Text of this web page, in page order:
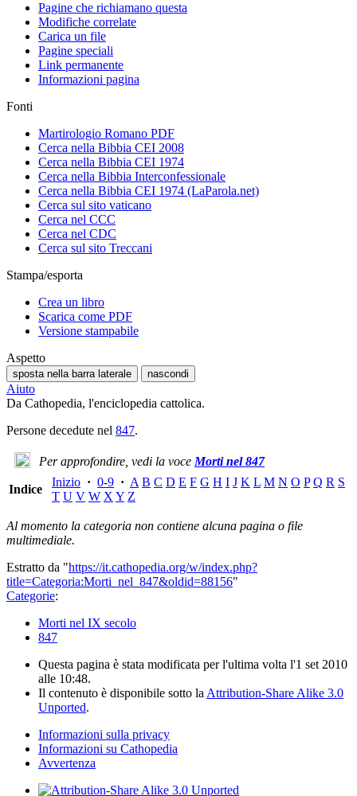
Pagine che richiamano questa
Modifiche correlate
Carica un file
Pagine speciali
Link permanente
Informazioni pagina
Fonti
Martirologio Romano PDF
Cerca nella Bibbia CEI 2008
Cerca nella Bibbia CEI 1974
Cerca nella Bibbia Interconfessionale
Cerca nella Bibbia CEI 1974 (LaParola.net)
Cerca sul sito vaticano
Cerca nel CCC
Cerca nel CDC
Cerca sul sito Treccani
Stampa/esporta
Crea un libro
Scarica come PDF
Versione stampabile
Aspetto
sposta nella barra laterale nascondi
Aiuto
Da Cathopedia, l'enciclopedia cattolica.
Persone decedute nel 847.
Per approfondire, vedi la voceMorti nel 847
Indice
Inizio · 0-9 · A B C D E F G H I J K L M N O P Q R S
T U V W XY Z
Al momento la categoria non contiene alcuna pagina o file
multimediale.
Estratto da "https://it.cathopedia.org/w/index.php?
title=Categoria:Morti_nel_847&oldid=88156"
Categorie:
Morti nel IX secolo
847
Questa pagina è stata modificata per l'ultima volta l'1 set 2010
alle 10:48.
Il contenuto è disponibile sotto laAttribution-Share Alike 3.0
Unported.
Informazioni sulla privacy
Informazioni su Cathopedia
Avvertenza